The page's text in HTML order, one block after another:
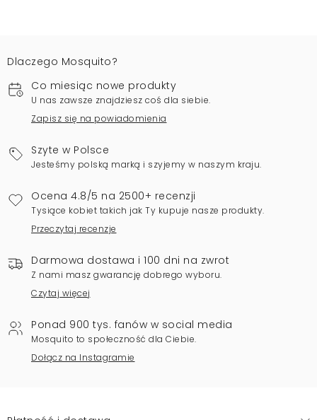
Dlaczego Mosquito?
Co miesiąc nowe produkty
U nas zawsze znajdziesz coś dla siebie.
Zapisz się na powiadomienia
Szyte w Polsce
Jesteśmy polską marką i szyjemy w naszym kraju.
Ocena 4.8/5 na 2500+ recenzji
Tysiące kobiet takich jak Ty kupuje nasze produkty.
Przeczytaj recenzje
Darmowa dostawa i 100 dni na zwrot
Z nami masz gwarancję dobrego wyboru.
Czytaj więcej
Ponad 900 tys. fanów w social media
Mosquito to społeczność dla Ciebie.
Dołącz na Instagramie